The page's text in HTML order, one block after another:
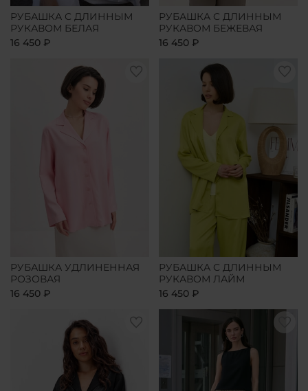
РУБАШКА С ДЛИННЫМ
РУКАВОМ БЕЛАЯ
16 450 ₽
РУБАШКА С ДЛИННЫМ
РУКАВОМ БЕЖЕВАЯ
16 450 ₽
РУБАШКА УДЛИНЕННАЯ
РОЗОВАЯ
16 450 ₽
РУБАШКА С ДЛИННЫМ
РУКАВОМ ЛАЙМ
16 450 ₽